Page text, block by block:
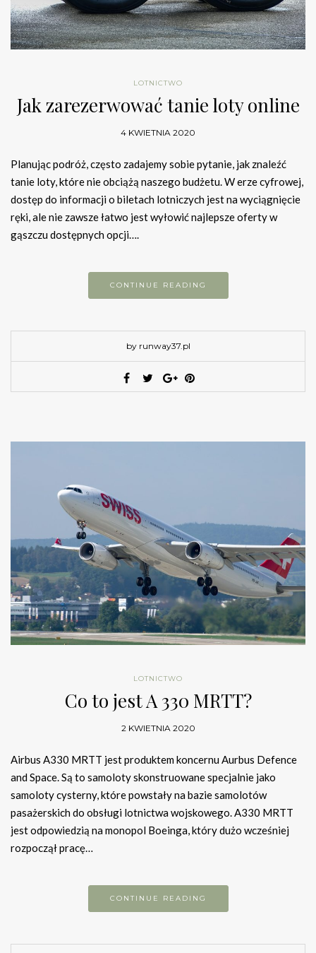
LOTNICTWO
Jak zarezerwować tanie loty online
4 KWIETNIA 2020
Planując podróż, często zadajemy sobie pytanie, jak znaleźć
tanie loty, które nie obciążą naszego budżetu. W erze cyfrowej,
dostęp do informacji o biletach lotniczych jest na wyciągnięcie
ręki, ale nie zawsze łatwo jest wyłowić najlepsze oferty w
gąszczu dostępnych opcji….
CONTINUE READING
by runway37.pl
LOTNICTWO
Co to jest A 330 MRTT?
2 KWIETNIA 2020
Airbus A330 MRTT jest produktem koncernu Aurbus Defence
and Space. Są to samoloty skonstruowane specjalnie jako
samoloty cysterny, które powstały na bazie samolotów
pasażerskich do obsługi lotnictwa wojskowego. A330 MRTT
jest odpowiedzią na monopol Boeinga, który dużo wcześniej
rozpoczął pracę…
CONTINUE READING